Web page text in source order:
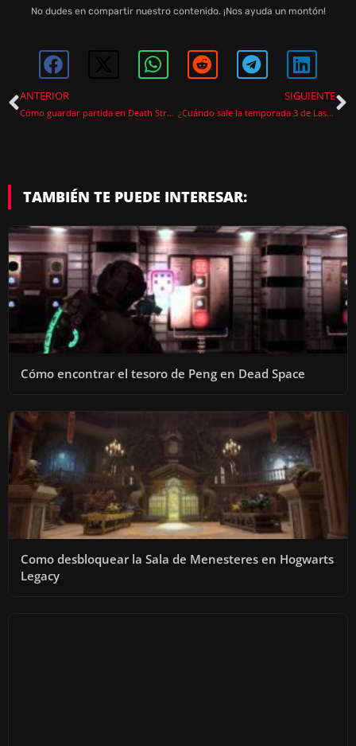
E
O
No dudes en compartir nuestro contenido. ¡Nos ayuda un montón!
ANTERIOR
Cómo guardar partida en Death Stranding 2
SIGUIENTE
¿Cuándo sale la temporada 3 de Last Epoch?
TAMBIÉN TE PUEDE INTERESAR:
Cómo encontrar el tesoro de Peng en Dead Space
Como desbloquear la Sala de Menesteres en Hogwarts
Legacy